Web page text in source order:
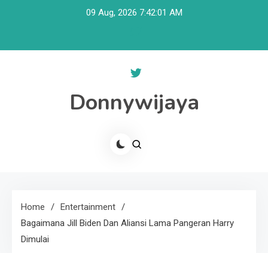
09 Aug, 2026 7:42:01 AM
Donnywijaya
Home
Entertainment
Bagaimana Jill Biden Dan Aliansi Lama Pangeran Harry
Dimulai